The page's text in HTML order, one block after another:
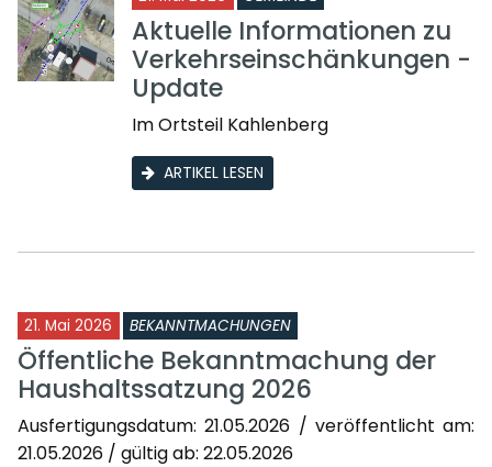
Aktuelle Informationen zu
Verkehrseinschänkungen -
Update
Im Ortsteil Kahlenberg
ARTIKEL LESEN
21. Mai 2026 BEKANNTMACHUNGEN
Öffentliche Bekanntmachung der
Haushaltssatzung 2026
Ausfertigungsdatum: 21.05.2026 / veröffentlicht am:
21.05.2026 / gültig ab: 22.05.2026